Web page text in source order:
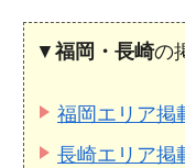
▼ 福岡・長崎の
福岡エリア掲
長崎エリア掲